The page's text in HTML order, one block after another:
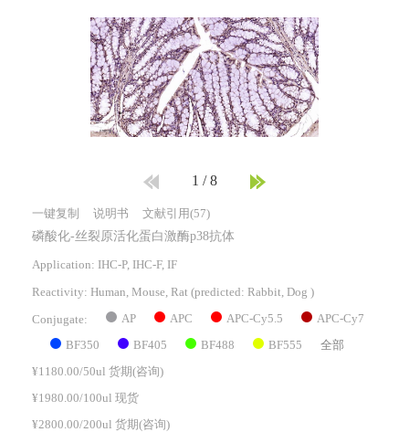
1 /8
一键复制 说明书 文献引用(57)
磷酸化-丝裂原活化蛋白激酶p38抗体
Application: IHC-P, IHC-F, IF
Reactivity: Human, Mouse, Rat (predicted: Rabbit, Dog )
Conjugate: AP APC APC-Cy5.5 APC-Cy7
BF350 BF405 BF488 BF555 全部
¥1180.00/50ul 货期(咨询)
¥1980.00/100ul 现货
¥2800.00/200ul 货期(咨询)